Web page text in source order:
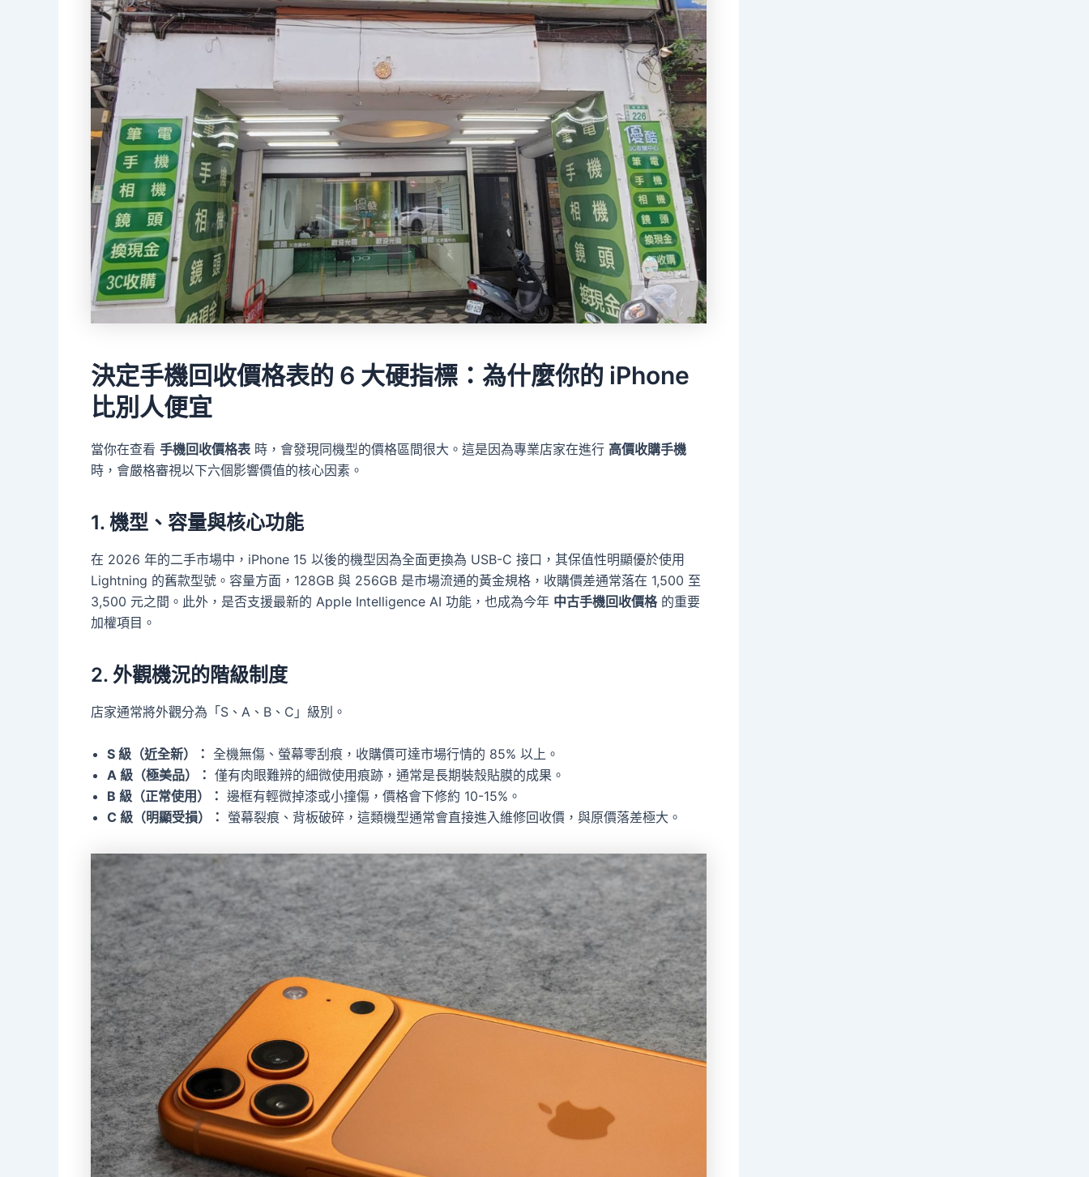
決定手機回收價格表的 6 大硬指標：為什麼你的 iPhone
比別人便宜
當你在查看 手機回收價格表 時，會發現同機型的價格區間很大。這是因為專業店家在進行 高價收購手機
時，會嚴格審視以下六個影響價值的核心因素。
1. 機型、容量與核心功能
在 2026 年的二手市場中，iPhone 15 以後的機型因為全面更換為 USB-C 接口，其保值性明顯優於使用
Lightning 的舊款型號。容量方面，128GB 與 256GB 是市場流通的黃金規格，收購價差通常落在 1,500 至
3,500 元之間。此外，是否支援最新的 Apple Intelligence AI 功能，也成為今年 中古手機回收價格的重要
加權項目。
2. 外觀機況的階級制度
店家通常將外觀分為「S、A、B、C」級別。
S 級（近全新）： 全機無傷、螢幕零刮痕，收購價可達市場行情的 85% 以上。
A 級（極美品）： 僅有肉眼難辨的細微使用痕跡，通常是長期裝殼貼膜的成果。
B 級（正常使用）： 邊框有輕微掉漆或小撞傷，價格會下修約 10-15%。
C 級（明顯受損）： 螢幕裂痕、背板破碎，這類機型通常會直接進入維修回收價，與原價落差極大。